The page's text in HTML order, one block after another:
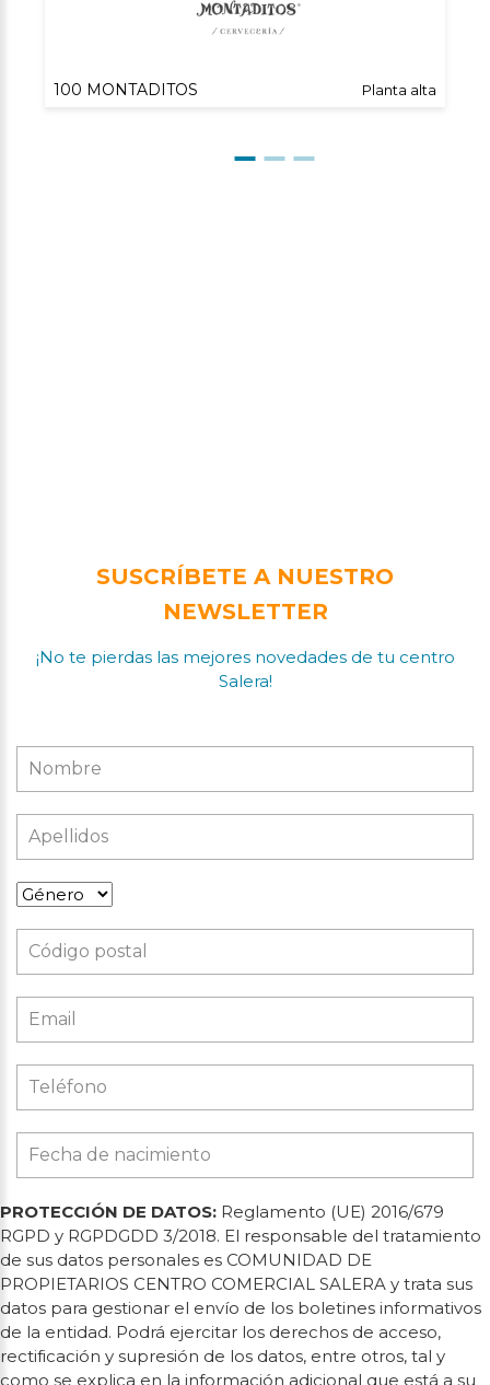
100 MONTADITOS Planta alta
SUSCRÍBETE A NUESTRO
NEWSLETTER
¡No te pierdas las mejores novedades de tu centro
Salera!
PROTECCIÓN DE DATOS: Reglamento (UE) 2016/679
RGPD y RGPDGDD 3/2018. El responsable del tratamiento
de sus datos personales es COMUNIDAD DE
PROPIETARIOS CENTRO COMERCIAL SALERA y trata sus
datos para gestionar el envío de los boletines informativos
de la entidad. Podrá ejercitar los derechos de acceso,
rectificación y supresión de los datos, entre otros, tal y
como se explica en la información adicional que está a su